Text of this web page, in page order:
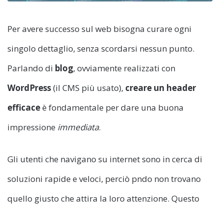
Per avere successo sul web bisogna curare ogni
singolo dettaglio, senza scordarsi nessun punto.
Parlando di blog, ovviamente realizzati con
WordPress(il CMS più usato), creare un header
efficaceè fondamentale per dare una buona
impressione immediata.
Gli utenti che navigano su internet sono in cerca di
soluzioni rapide e veloci, perciò pndo non trovano
quello giusto che attira la loro attenzione. Questo